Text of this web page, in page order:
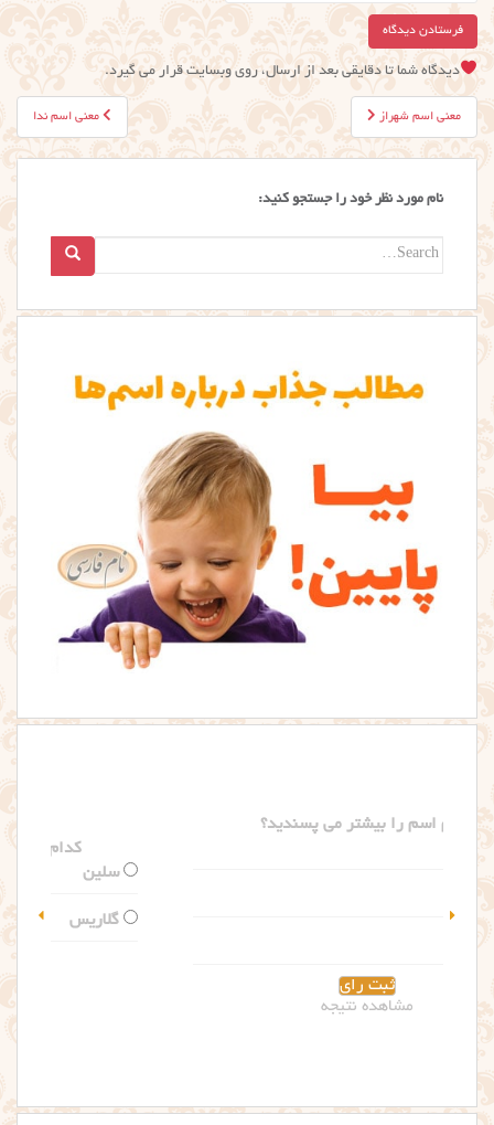
دیدگاه شما تا دقایقی بعد از ارسال، روی وبسایت قرار می گیرد.
راهبری
نوشته
معنی اسم ندا معنی اسم شهراز
نام مورد نظر خود را جستجو کنید:
Search